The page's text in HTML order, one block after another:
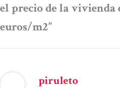
el precio de la vivienda
euros/m2”
piruleto